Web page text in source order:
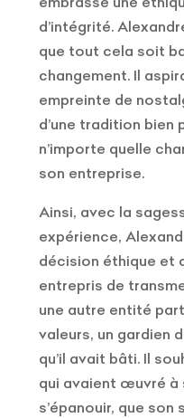
d’intégrité.
que tout cela soit
changement. Il
empreinte de
d’une tradition bien
n’importe quelle
son entreprise.
Ainsi, avec la
expérience,
décision éthique et
entrepris de
une autre entité
valeurs, un gardien
qu’il avait bâti. Il
qui avaient œuvré
s’épanouir, que